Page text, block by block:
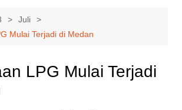
Juli
Mulai Terjadi di Medan
LPG Mulai Terjadi